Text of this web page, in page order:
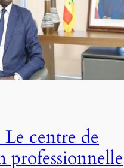
Le centre de
professionnelle